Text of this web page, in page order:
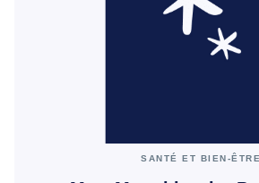
SANTÉ ET BIEN-ÊTRE